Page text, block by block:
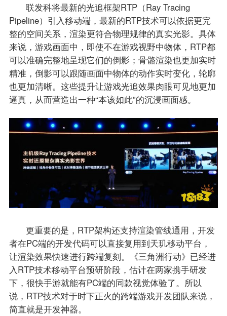
联发科将最新的光追框架RTP（Ray Tracing
Pipeline）引入移动端，最新的RTP技术可以依据更完
整的空间关系，渲染更符合物理规律的真实光影。具体
来说，游戏画面中，即使不在游戏视野中物体，RTP都
可以准确完整地呈现它们的倒影；骨骼渲染也更加实时
精准，倒影可以跟随画面中物体的动作实时变化，轮廓
也更加清晰。这些提升让游戏光追效果肉眼可见地更加
逼真，从而营造出一种“本该如此”的沉浸画面感。
更重要的是，RTP架构还支持渲染管线通用，开发
者在PC端的开发代码可以直接复用到天玑移动平台，
让渲染效果快速进行跨端复刻。《三角洲行动》已经进
入RTP技术移动平台预研阶段，估计在两家携手研发
下，很快手游就能有PC端的同款视觉体验了。所以
说，RTP技术对于时下正火的跨端游戏开发团队来说，
简直就是开发神器。